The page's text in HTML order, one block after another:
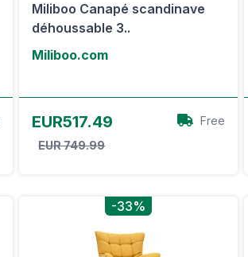
Miliboo Canapé scandinave
déhoussable 3..
Miliboo.com
EUR517.49
EUR 749.99
Free
-33%